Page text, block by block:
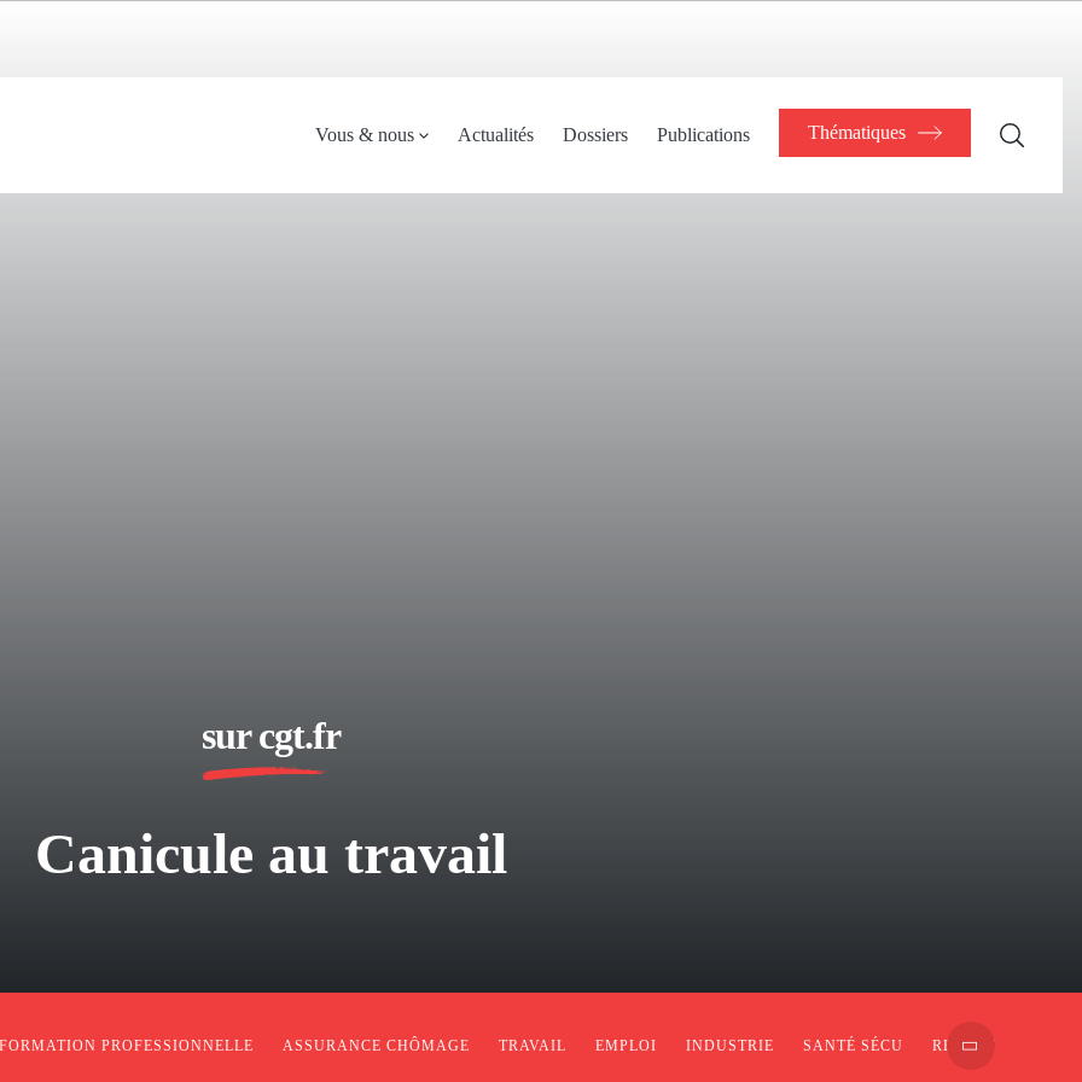
Menu
principal
Vous & nous Actualités Dossiers Publications Thématiques
sur cgt.fr
Canicule au travail
FORMATION PROFESSIONNELLE ASSURANCE CHÔMAGE TRAVAIL EMPLOI INDUSTRIE SANTÉ SÉCU RETRAITE